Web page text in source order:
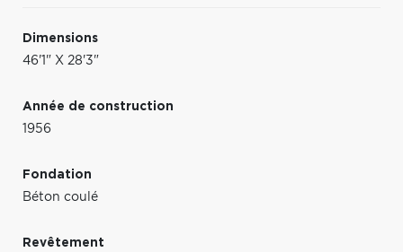
Dimensions
46'1" X 28'3"
Année de construction
1956
Fondation
Béton coulé
Revêtement